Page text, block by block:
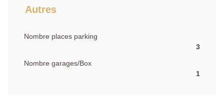
Autres
Nombre places parking
3
Nombre garages/Box
1